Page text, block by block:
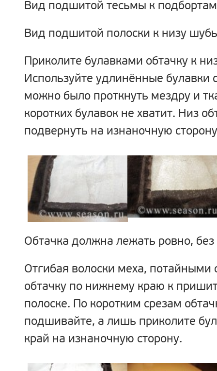
Вид подшитой тесьмы к
Вид подшитой полоски к низу
Приколите булавками обтачку к
Используйте удлинённые булавки
можно было проткнуть мездру и
коротких булавок не хватит. Низ
подвернуть на изнаночную
Oбтачка должна лежать ровно, без
Отгибая волоски меха,
обтачку по нижнему краю к
полоске. По коротким срезам
подшивайте, а лишь приколите
край на изнаночную сторону.